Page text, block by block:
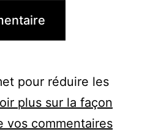
pour réduire les
plus sur la façon
vos commentaires